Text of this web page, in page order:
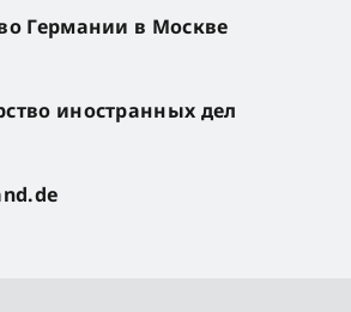
Германии в Москве
иностранных дел